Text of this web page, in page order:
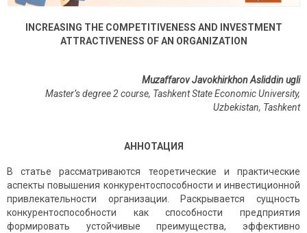
INCREASING THE COMPETITIVENESS AND INVESTMENT
ATTRACTIVENESS OF AN ORGANIZATION
Muzaffarov Javokhirkhon Asliddin ugli
Master’s degree 2 course, Tashkent State Economic University,
Uzbekistan, Tashkent
АННОТАЦИЯ
В статье рассматриваются теоретические и практические
аспекты повышения конкурентоспособности и инвестиционной
привлекательности организации. Раскрывается сущность
конкурентоспособности как способности предприятия
формировать устойчивые преимущества, эффективно